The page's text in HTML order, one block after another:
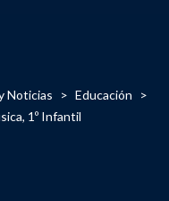
Noticias > Educación
>
1º Infantil